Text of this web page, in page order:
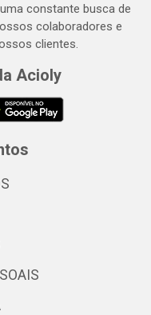
constante busca de
colaboradores e
clientes.
Acioly